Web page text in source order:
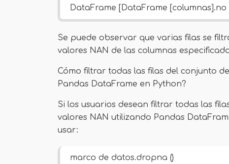
DataFrame [DataFrame [columnas].no
Se puede observar que varias filas se
valores NAN de las columnas
Cómo filtrar todas las filas del conjunto
Pandas DataFrame en Python?
Si los usuarios desean filtrar todas las
valores NAN utilizando Pandas
usar:
marco de datos.dropna ()